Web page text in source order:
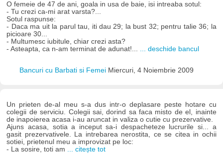
O femeie de 47 de ani, goala in usa de baie, isi intreaba sotul:
- Tu crezi ca-mi arat varsta?...
Sotul raspunse:
- Daca ma uit la parul tau, iti dau 29; la bust 32; pentru talie 36; la
picioare 30...
- Multumesc iubitule, chiar crezi asta?
- Asteapta, ca n-am terminat de adunat!... ... deschide bancul
Bancuri cu Barbati si Femei Miercuri, 4 Noiembrie 2009
Un prieten de-al meu s-a dus intr-o deplasare peste hotare cu
colegii de serviciu. Colegii sai, dorind sa faca misto de el, inainte
de inapoierea acasa i-au aruncat in valiza o cutie cu prezervative.
Ajuns acasa, sotia a inceput sa-i despacheteze lucrurile si... a
gasit prezervativele. La intrebarea nerostita, ce se citea in ochii
sotiei, prietenul meu a improvizat pe loc:
- La sosire, toti am ... citește tot